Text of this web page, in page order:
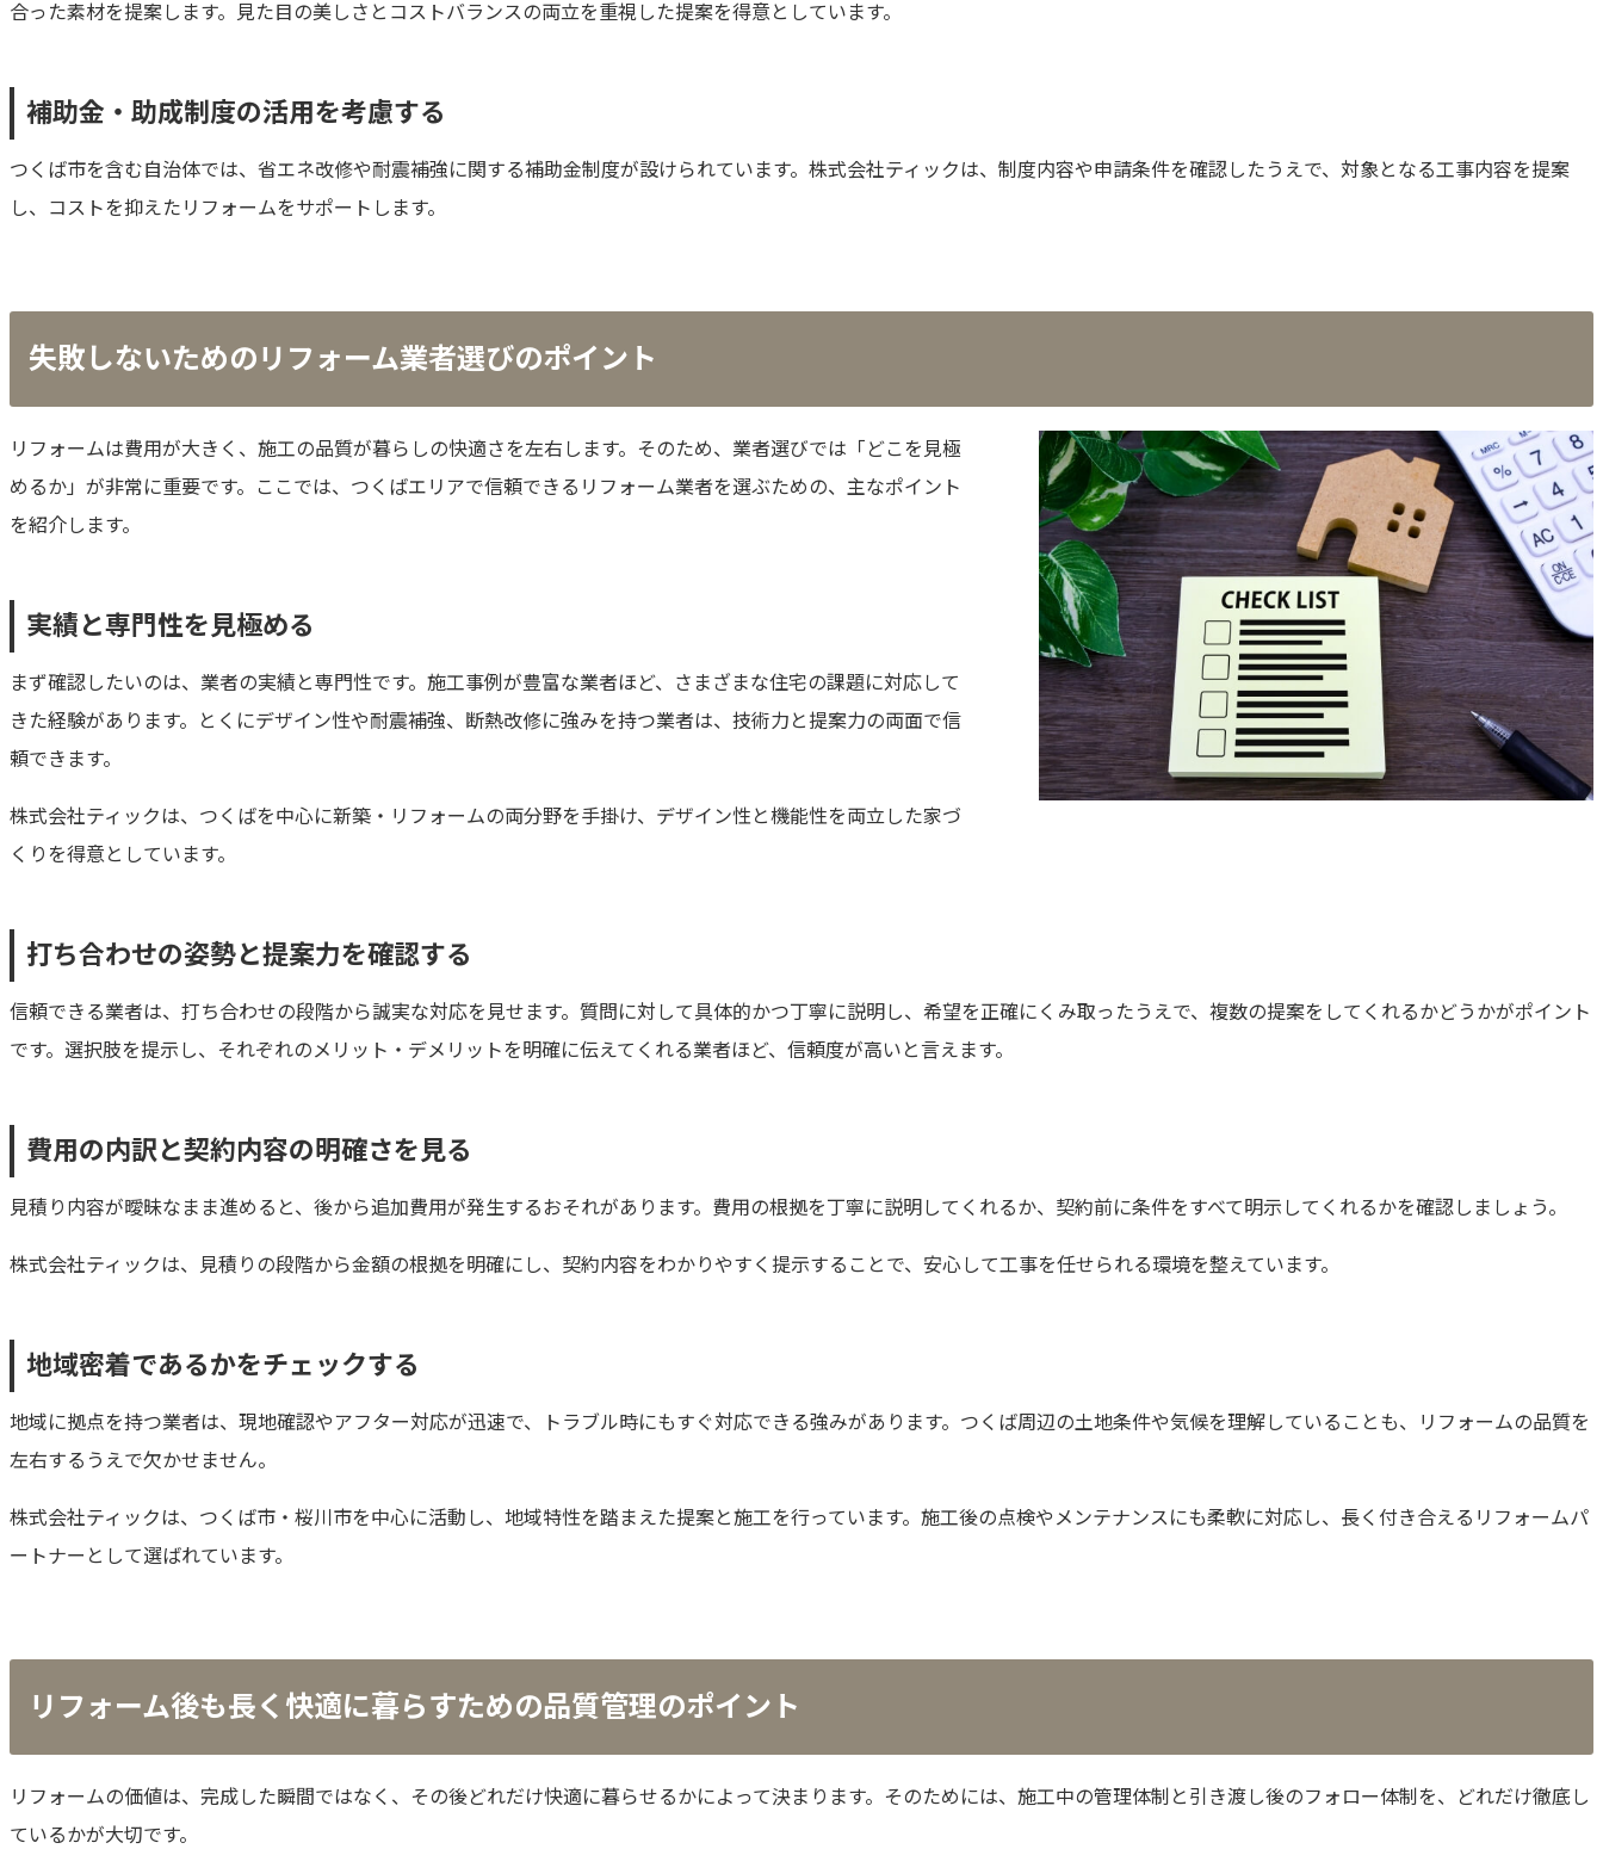
合った素材を提案します。見た目の美しさとコストバランスの両立を重視した提案を得意としています。
補助金・助成制度の活用を考慮する
つくば市を含む自治体では、省エネ改修や耐震補強に関する補助金制度が設けられています。株式会社ティックは、制度内容や申請条件を確認したうえで、対象となる工事内容を提案
し、コストを抑えたリフォームをサポートします。
失敗しないためのリフォーム業者選びのポイント
リフォームは費用が大きく、施工の品質が暮らしの快適さを左右します。そのため、業者選びでは「どこを見極
めるか」が非常に重要です。ここでは、つくばエリアで信頼できるリフォーム業者を選ぶための、主なポイント
を紹介します。
実績と専門性を見極める
まず確認したいのは、業者の実績と専門性です。施工事例が豊富な業者ほど、さまざまな住宅の課題に対応して
きた経験があります。とくにデザイン性や耐震補強、断熱改修に強みを持つ業者は、技術力と提案力の両面で信
頼できます。
株式会社ティックは、つくばを中心に新築・リフォームの両分野を手掛け、デザイン性と機能性を両立した家づ
くりを得意としています。
打ち合わせの姿勢と提案力を確認する
信頼できる業者は、打ち合わせの段階から誠実な対応を見せます。質問に対して具体的かつ丁寧に説明し、希望を正確にくみ取ったうえで、複数の提案をしてくれるかどうかがポイント
です。選択肢を提示し、それぞれのメリット・デメリットを明確に伝えてくれる業者ほど、信頼度が高いと言えます。
費用の内訳と契約内容の明確さを見る
見積り内容が曖昧なまま進めると、後から追加費用が発生するおそれがあります。費用の根拠を丁寧に説明してくれるか、契約前に条件をすべて明示してくれるかを確認しましょう。
株式会社ティックは、見積りの段階から金額の根拠を明確にし、契約内容をわかりやすく提示することで、安心して工事を任せられる環境を整えています。
地域密着であるかをチェックする
地域に拠点を持つ業者は、現地確認やアフター対応が迅速で、トラブル時にもすぐ対応できる強みがあります。つくば周辺の土地条件や気候を理解していることも、リフォームの品質を
左右するうえで欠かせません。
株式会社ティックは、つくば市・桜川市を中心に活動し、地域特性を踏まえた提案と施工を行っています。施工後の点検やメンテナンスにも柔軟に対応し、長く付き合えるリフォームパ
ートナーとして選ばれています。
リフォーム後も長く快適に暮らすための品質管理のポイント
リフォームの価値は、完成した瞬間ではなく、その後どれだけ快適に暮らせるかによって決まります。そのためには、施工中の管理体制と引き渡し後のフォロー体制を、どれだけ徹底し
ているかが大切です。